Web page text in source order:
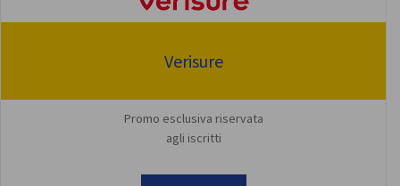
Verisure
Promo esclusiva riservata
agli iscritti